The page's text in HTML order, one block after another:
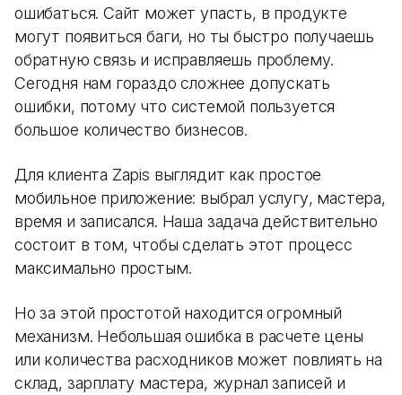
ошибаться. Сайт может упасть, в продукте
могут появиться баги, но ты быстро получаешь
обратную связь и исправляешь проблему.
Сегодня нам гораздо сложнее допускать
ошибки, потому что системой пользуется
большое количество бизнесов.
Для клиента Zapis выглядит как простое
мобильное приложение: выбрал услугу, мастера,
время и записался. Наша задача действительно
состоит в том, чтобы сделать этот процесс
максимально простым.
Но за этой простотой находится огромный
механизм. Небольшая ошибка в расчете цены
или количества расходников может повлиять на
склад, зарплату мастера, журнал записей и